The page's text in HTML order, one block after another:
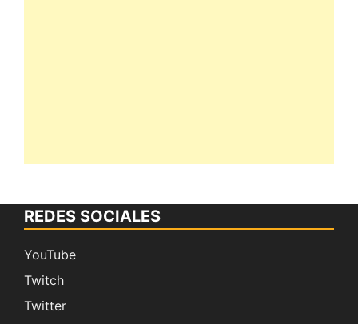
REDES SOCIALES
YouTube
Twitch
Twitter